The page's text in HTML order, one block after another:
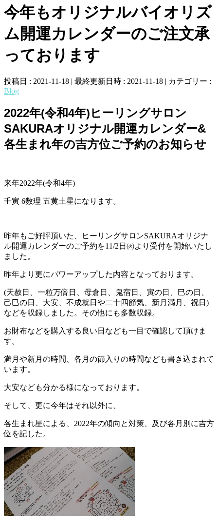
今年もオリジナルバイオリズ
ム開運カレンダーのご注文承
っております
投稿日 : 2021-11-18 最終更新日時 : 2021-11-18
カテゴリー :
Blog
2022年(令和4年)ヒーリングサロン
SAKURAオリジナル開運カレンダー&
各生まれ年の吉方位ご予約のお知らせ
来年2022年(令和4年)
壬寅 6数理 五黄土星になります。
昨年もご好評頂いた、ヒーリングサロンSAKURAオリジナ
ル開運カレンダーのご予約を11/2日㈫より受付を開始いたし
ました。
昨年より更にパワーアップした内容となっております。
(天赦日、一粒万倍日、母倉日、鬼宿日、寅の日、巳の日、
己巳の日、大安、不成就日や二十四節気、新月満月、祝日)
などを収録しました。その他にも多数収録。
お財布などを購入する良い日なども一目で確認して頂けま
す。
満月や新月の時間、各月の節入りの時間なども書き込まれて
います。
大安なども分かる様になっております。
そして、更に今年はそれ以外に、
各生まれ星による、2022年の傾向と対策、及び各月別に吉方
位を記した。